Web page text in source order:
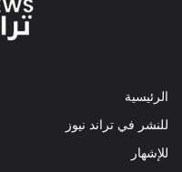
الرئيسية
للنشر في تراند نيوز
للإشهار